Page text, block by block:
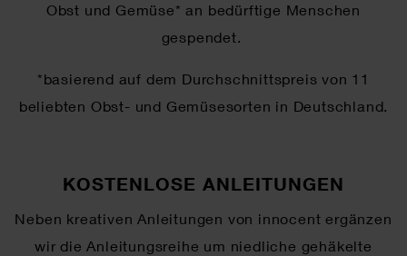
Obst und Gemüse* an bedürftige Menschen
gespendet.
*basierend auf dem Durchschnittspreis von 11
beliebten Obst- und Gemüsesorten in Deutschland.
KOSTENLOSE ANLEITUNGEN
Neben kreativen Anleitungen von innocent ergänzen
wir die Anleitungsreihe um niedliche gehäkelte